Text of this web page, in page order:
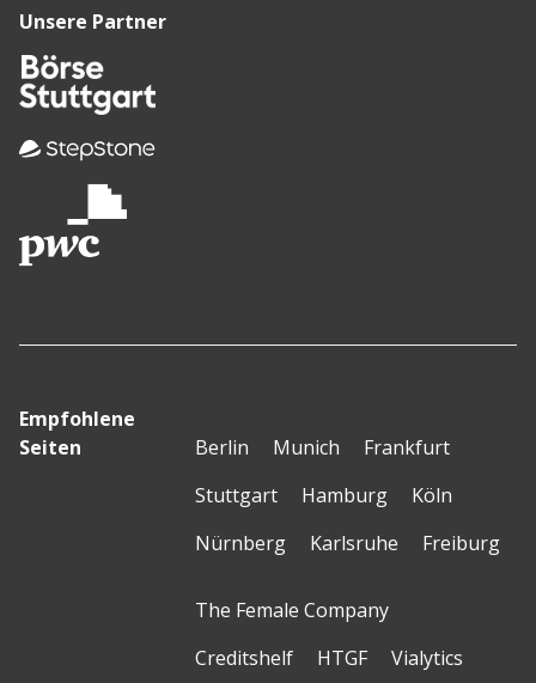
Unsere Partner
Empfohlene
Seiten
Berlin Munich
Frankfurt
Stuttgart
Hamburg
Köln
Nürnberg
Karlsruhe Freiburg
The Female Company
Creditshelf
HTGF Vialytics